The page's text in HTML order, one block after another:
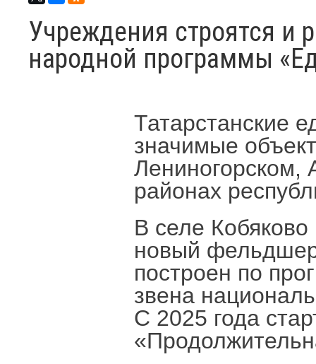
Учреждения строятся и
народной программы
Татарстанские
значимые
Лениногорском,
районах
В селе Кобяково
новый
построен по
звена
С 2025 года